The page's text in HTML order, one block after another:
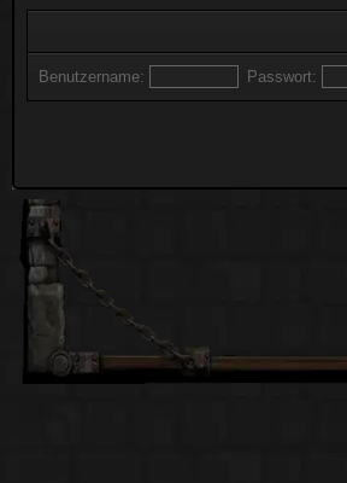
Benutzername: Passwort: